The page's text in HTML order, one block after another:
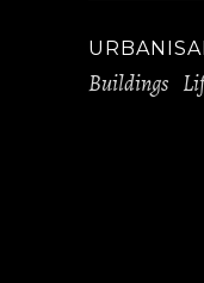
Buildings